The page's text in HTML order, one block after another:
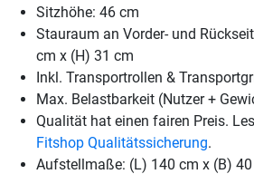
Sitzhöhe: 46 cm
Stauraum an Vorder- und
cm x (H) 31 cm
Inkl. Transportrollen &
Max. Belastbarkeit (Nutzer +
Qualität hat einen fairen Preis.
Fitshop Qualitätssicherung.
Aufstellmaße: (L) 140 cm x (B)